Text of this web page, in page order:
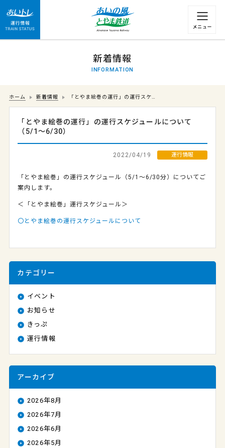
運行情報 列車の遅れ情報等についてはこちら
新着情報
INFORMATION
ホーム 新着情報 「とやま絵巻の運行」の運行スケ…
「とやま絵巻の運行」の運行スケジュールについて
（5/1～6/30）
2022/04/19 運行情報
「とやま絵巻」の運行スケジュール（5/1～6/30分）についてご
案内します。
＜「とやま絵巻」運行スケジュール＞
〇とやま絵巻の運行スケジュールについて
カテゴリー
イベント
お知らせ
きっぷ
運行情報
アーカイブ
2026年8月
2026年7月
2026年6月
2026年5月